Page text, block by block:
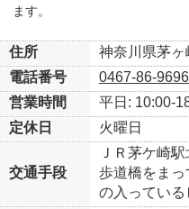
ます。
住所 神奈川県茅
電話番号
0467-86-9696
営業時間
平日: 10:00-
定休日
火曜日
交通手段
ＪＲ茅ケ崎
歩道橋をまっ
の入っている